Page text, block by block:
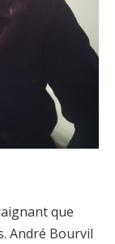
que
André Bourvil